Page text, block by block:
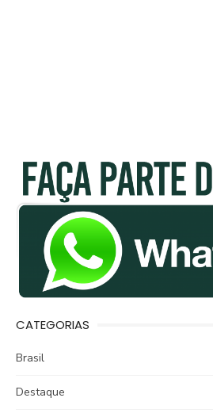
CATEGORIAS
Brasil
Destaque